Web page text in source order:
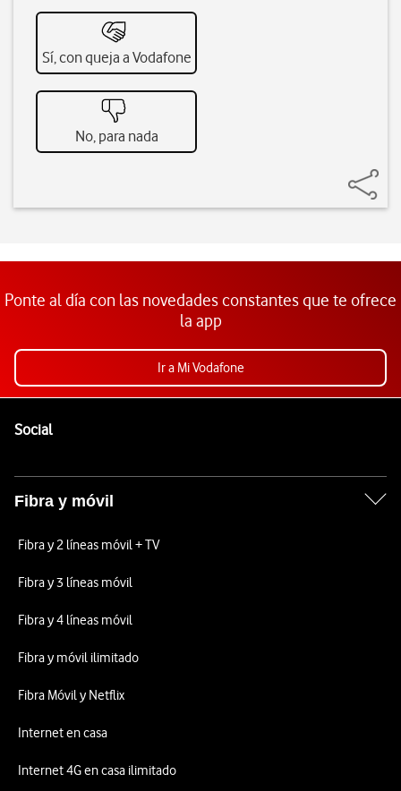
Sí, con queja a Vodafone
No, para nada
Ponte al día con las novedades constantes que te ofrece
la app
Ir a Mi Vodafone
SocialEnlaces a las redes sociales de Vodafone
Fibra y móvil
Fibra y 2 líneas móvil + TV
Fibra y 3 líneas móvil
Fibra y 4 líneas móvil
Fibra y móvil ilimitado
Fibra Móvil y Netflix
Internet en casa
Internet 4G en casa ilimitado